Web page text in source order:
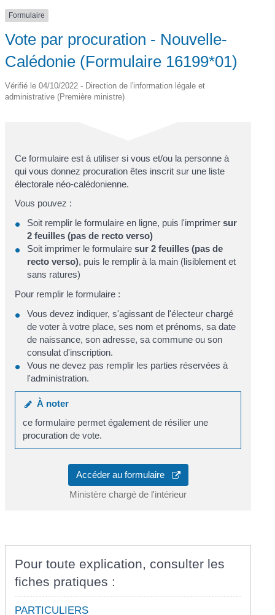
Formulaire
Vote par procuration - Nouvelle-
Calédonie (Formulaire 16199*01)
Vérifié le 04/10/2022 - Direction de l'information légale et
administrative (Première ministre)
Ce formulaire est à utiliser si vous et/ou la personne à
qui vous donnez procuration êtes inscrit sur une liste
électorale néo-calédonienne.
Vous pouvez :
Soit remplir le formulaire en ligne, puis l'imprimer sur
2 feuilles (pas de recto verso)
Soit imprimer le formulairesur 2 feuilles (pas de
recto verso), puis le remplir à la main (lisiblement et
sans ratures)
Pour remplir le formulaire :
Vous devez indiquer, s'agissant de l'électeur chargé
de voter à votre place, ses nom et prénoms, sa date
de naissance, son adresse, sa commune ou son
consulat d'inscription.
Vous ne devez pas remplir les parties réservées à
l'administration.
À noter
ce formulaire permet également de résilier une
procuration de vote.
Accéder au formulaire
Ministère chargé de l'intérieur
Pour toute explication, consulter les
fiches pratiques :
PARTICULIERS